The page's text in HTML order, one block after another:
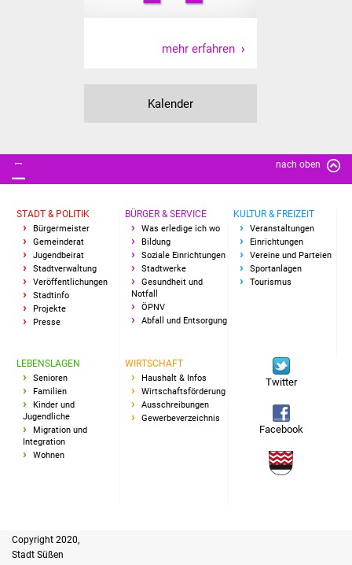
Europaweite
Gewerbeverzeichnis
mehr erfahren
Kalender
nach oben
STADT & POLITIK
Bürgermeister
Gemeinderat
Jugendbeirat
Stadtverwaltung
Veröffentlichungen
Stadtinfo
Projekte
Presse
BÜRGER & SERVICE
Was erledige ich wo
Bildung
Soziale Einrichtungen
Stadtwerke
Gesundheit und
Notfall
ÖPNV
Abfall und Entsorgung
KULTUR & FREIZEIT
Veranstaltungen
Einrichtungen
Vereine und Parteien
Sportanlagen
Tourismus
LEBENSLAGEN
Senioren
Familien
Kinder und
Jugendliche
Migration und
Integration
Wohnen
WIRTSCHAFT
Haushalt & Infos
Wirtschaftsförderung
Ausschreibungen
Gewerbeverzeichnis
Twitter
Facebook
Copyright 2020,
Stadt Süßen